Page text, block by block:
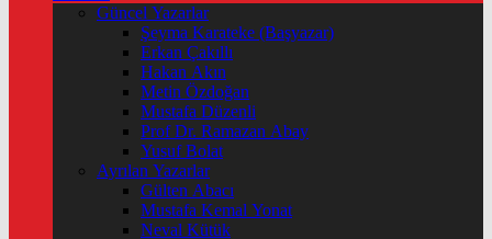
Güncel Yazarlar
Şeyma Karateke (Başyazar)
Erkan Çakıllı
Hakan Akın
Metin Özdoğan
Mustafa Düzenli
Prof Dr. Ramazan Abay
Yusuf Bolat
Ayrılan Yazarlar
Gülten Abacı
Mustafa Kemal Yonat
Neval Kütük